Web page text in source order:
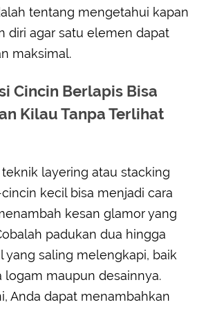
tentang mengetahui kapan
diri agar satu elemen dapat
maksimal.
Cincin Berlapis Bisa
Kilau Tanpa Terlihat
layering atau stacking
kecil bisa menjadi cara
kesan glamor yang
padukan dua hingga
yang saling melengkapi, baik
logam maupun desainnya.
Anda dapat menambahkan